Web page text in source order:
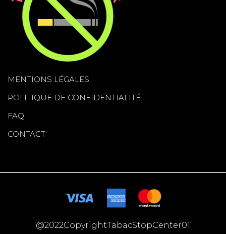
MENTIONS LÉGALES
POLITIQUE DE CONFIDENTIALITÉ
FAQ
CONTACT
@2022CopyrightTabacStopCenter01